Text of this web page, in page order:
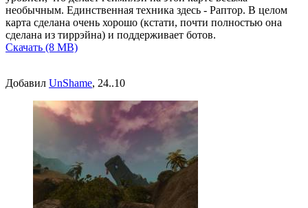
необычным. Единственная техника здесь - Раптор. В целом
карта сделана очень хорошо (кстати, почти полностью она
сделана из тиррэйна) и поддерживает ботов.
Скачать (8 MB)
Добавил UnShame, 24..10